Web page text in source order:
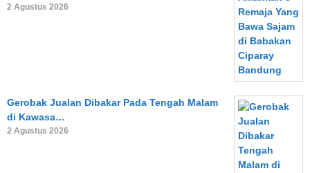
2 Agustus 2026
Gerobak Jualan Dibakar Pada Tengah Malam
di Kawasa…
2 Agustus 2026